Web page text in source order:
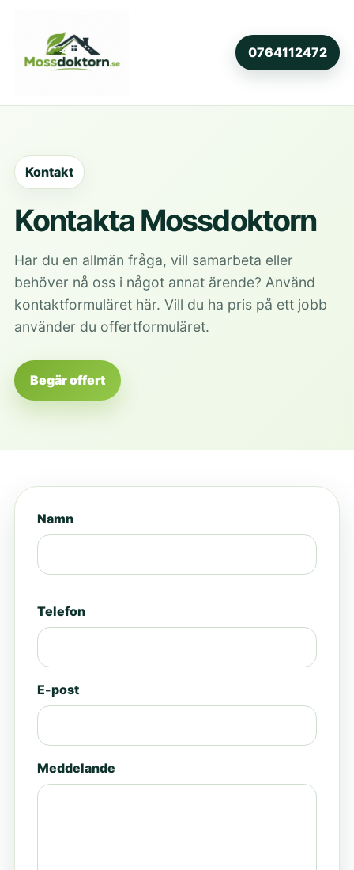
0764112472
Kontakt
Kontakta Mossdoktorn
Har du en allmän fråga, vill samarbeta eller
behöver nå oss i något annat ärende? Använd
kontaktformuläret här. Vill du ha pris på ett jobb
använder du offertformuläret.
Begär offert
Namn
Telefon
E-post
Meddelande